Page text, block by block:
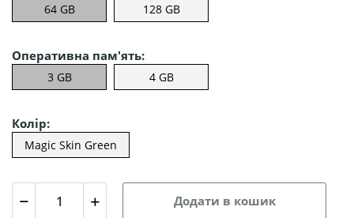
64 GB 128 GB
Оперативна пам'ять:
3 GB 4 GB
Колір:
Magic Skin Green
Додати в кошик